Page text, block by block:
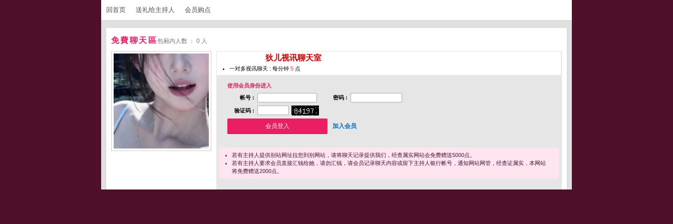
回首页 送礼给主持人 会员购点
免費聊天區包厢内人数 ： 0 人
狄儿视讯聊天室
一对多视讯聊天 : 每分钟 5 点
使用会员身份进入
帐号 :
密码 :
验证码 :
加入会员
若有主持人提供别站网址拉您到别网站，请将聊天记录提供我们，经查属实网站会免费赠送5000点。
若有主持人要求会员直接汇钱给她，请勿汇钱，请会员记录聊天内容或留下主持人银行帐号，通知网站网管，经查证属实，本网站
将免费赠送2000点。